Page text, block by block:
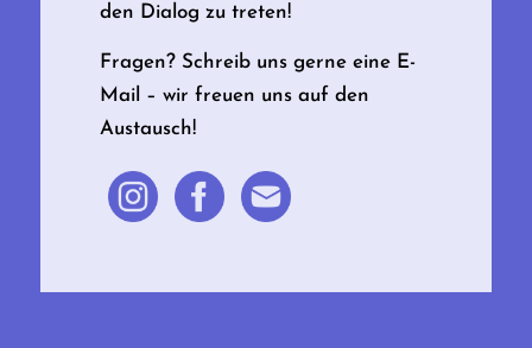
den Dialog zu treten!
Fragen? Schreib uns gerne eine E-
Mail – wir freuen uns auf den
Austausch!